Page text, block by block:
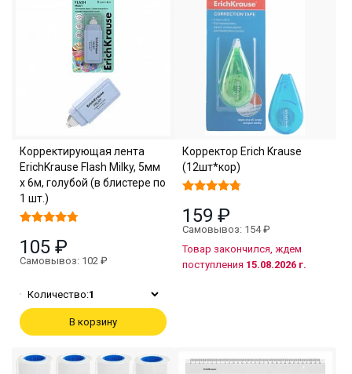
Корректирующая лента
ErichKrause Flash Milky, 5мм
х 6м, голубой (в блистере по
1 шт.)
105 ₽
Самовывоз: 102 ₽
Количество:1
В корзину
Корректор Erich Krause
(12шт*кор)
159 ₽
Самовывоз: 154 ₽
Товар закончился, ждем
поступления 15.08.2026 г.